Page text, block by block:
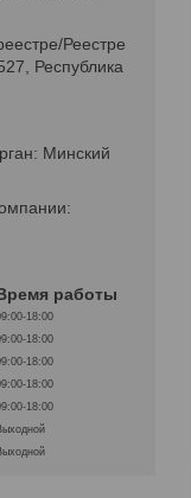
Реестре
Республика
Минский
работы
18:00
18:00
18:00
18:00
18:00